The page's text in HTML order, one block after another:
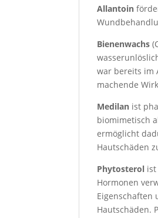
Allantoin
Bienenwachs
war bereits im
machende
Medilan ist
biomimetisch
ermöglicht
Hautschäden
Phytosterol
Hormonen
Eigenschaften
Hautschäden.